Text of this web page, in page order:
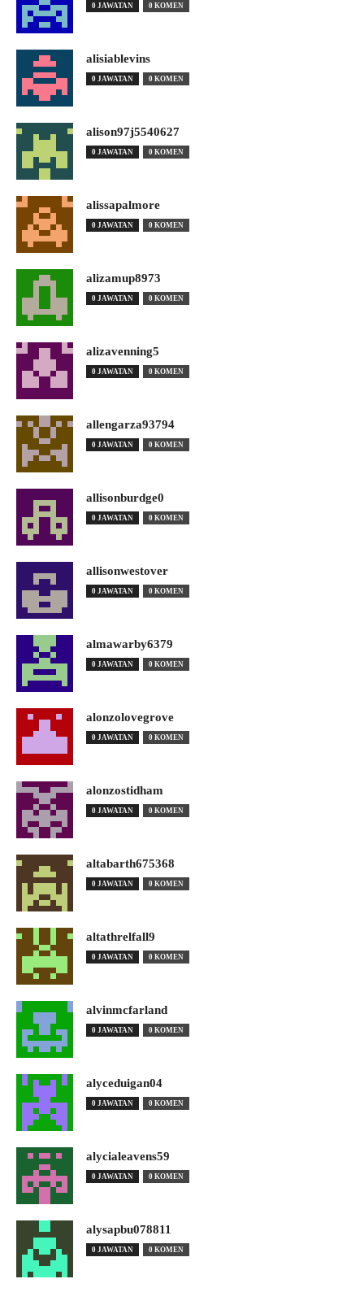
0 JAWATAN 0 KOMEN
alisiablevins
0 JAWATAN 0 KOMEN
alison97j5540627
0 JAWATAN 0 KOMEN
alissapalmore
0 JAWATAN 0 KOMEN
alizamup8973
0 JAWATAN 0 KOMEN
alizavenning5
0 JAWATAN 0 KOMEN
allengarza93794
0 JAWATAN 0 KOMEN
allisonburdge0
0 JAWATAN 0 KOMEN
allisonwestover
0 JAWATAN 0 KOMEN
almawarby6379
0 JAWATAN 0 KOMEN
alonzolovegrove
0 JAWATAN 0 KOMEN
alonzostidham
0 JAWATAN 0 KOMEN
altabarth675368
0 JAWATAN 0 KOMEN
altathrelfall9
0 JAWATAN 0 KOMEN
alvinmcfarland
0 JAWATAN 0 KOMEN
alyceduigan04
0 JAWATAN 0 KOMEN
alycialeavens59
0 JAWATAN 0 KOMEN
alysapbu078811
0 JAWATAN 0 KOMEN